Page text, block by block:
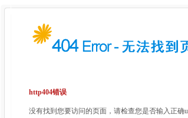
http404错误
没有找到您要访问的页面，请检查您是否输入正确